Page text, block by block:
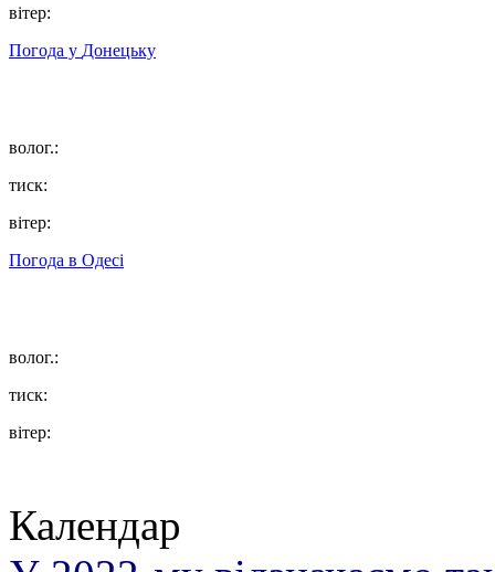
вітер:
Погода у Донецьку
волог.:
тиск:
вітер:
Погода в Одесі
волог.:
тиск:
вітер:
Календар